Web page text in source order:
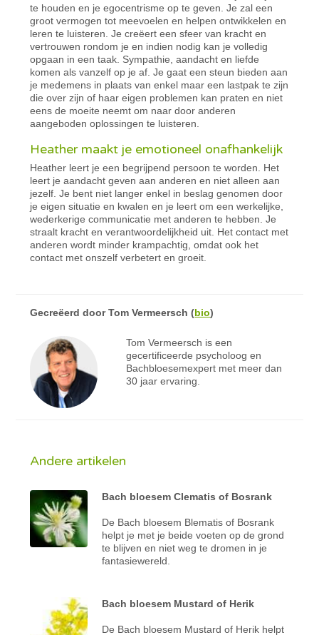
te houden en je egocentrisme op te geven. Je zal een
groot vermogen tot meevoelen en helpen ontwikkelen en
leren te luisteren. Je creëert een sfeer van kracht en
vertrouwen rondom je en indien nodig kan je volledig
opgaan in een taak. Sympathie, aandacht en liefde
komen als vanzelf op je af. Je gaat een steun bieden aan
je medemens in plaats van enkel maar een lastpak te zijn
die over zijn of haar eigen problemen kan praten en niet
eens de moeite neemt om naar door anderen
aangeboden oplossingen te luisteren.
Heather maakt je emotioneel onafhankelijk
Heather leert je een begrijpend persoon te worden. Het
leert je aandacht geven aan anderen en niet alleen aan
jezelf. Je bent niet langer enkel in beslag genomen door
je eigen situatie en kwalen en je leert om een werkelijke,
wederkerige communicatie met anderen te hebben. Je
straalt kracht en verantwoordelijkheid uit. Het contact met
anderen wordt minder krampachtig, omdat ook het
contact met onszelf verbetert en groeit.
Gecreëerd doorTom Vermeersch (bio)
Tom Vermeersch is een
gecertificeerde psycholoog en
Bachbloesemexpert met meer dan
30 jaar ervaring.
Andere artikelen
Bach bloesem Clematis of Bosrank
De Bach bloesem Blematis of Bosrank
helpt je met je beide voeten op de grond
te blijven en niet weg te dromen in je
fantasiewereld.
Bach bloesem Mustard of Herik
De Bach bloesem Mustard of Herik helpt